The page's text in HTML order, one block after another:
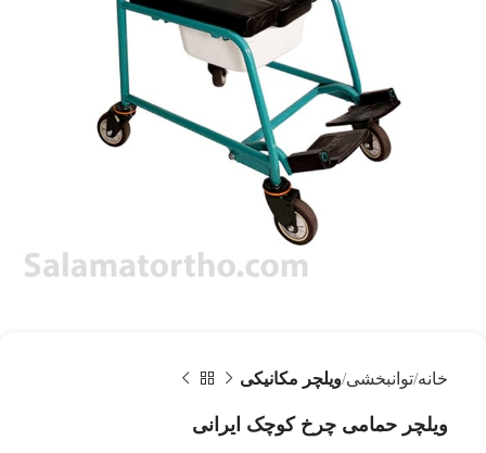
خانه توانبخشی ویلچر مکانیکی
ویلچر حمامی چرخ کوچک ایرانی